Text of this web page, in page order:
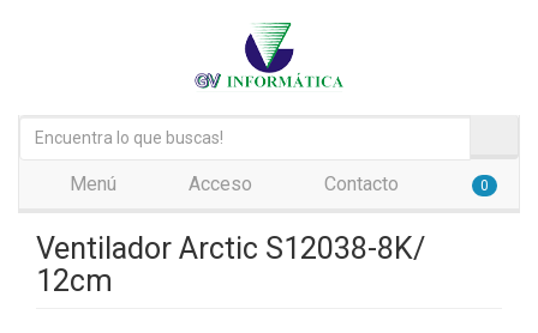
Menú Acceso Contacto 0
Ventilador Arctic S12038-8K/
12cm